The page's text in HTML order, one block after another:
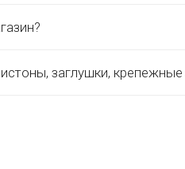
заглушки,